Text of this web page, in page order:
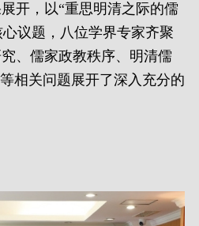
开，以“重思明清之际的儒
心议题，八位学界专家齐聚
、儒家政教秩序、明清儒
相关问题展开了深入充分的